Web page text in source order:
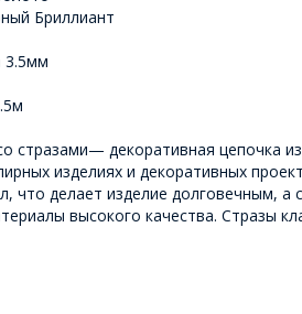
Бриллиант
3.5мм
стразами— декоративная цепочка
изделиях и декоративных
что делает изделие долговечным, а
высокого качества. Стразы